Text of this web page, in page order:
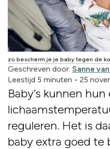
zo bescherm je je baby tegen de
Geschreven door: Sanne
Leestijd 5 minuten • 25
Baby’s kunnen hun
reguleren. Het is
baby extra goed te